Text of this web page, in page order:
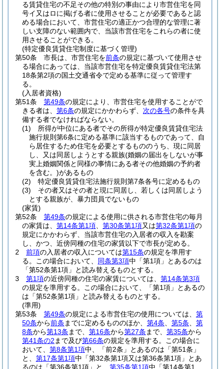
る賃貸住宅の不足その他の特別の事由により市営住宅を同
号イ又はロに掲げる者に使用させることが必要であると認
める場合において、市営住宅の適正かつ合理的な管理に著
しい支障のない範囲内で、当該市営住宅をこれらの者に使
用させることができる。
(特定優良賃貸住宅制度に基づく管理)
第50条
市長は、市営住宅を前条の規定に基づいて使用させ
る場合にあっては、当該市営住宅を特定優良賃貸住宅法第
18条第2項の国土交通省令で定める基準に従って管理す
る。
(入居者資格)
第51条
第49条の規定により、市営住宅を使用することがで
きる者は、 第6条の規定にかかわらず、 次の各号の条件を具
備する者でなければならない。
(1)
所得が中位にある者でその所得が特定優良賃貸住宅法
施行規則第6条に定める基準に該当するものであって、自
ら居住するため住宅を必要とするもののうち、現に同居
し、又は同居しようとする親族(婚姻の届出をしないが事
実上婚姻関係と同様の事情にある者その他婚姻の予約者
を含む。)があるもの
(2)
特定優良賃貸住宅法施行規則第7条各号に定めるもの
(3)
その者又はその者と現に同居し、若しくは同居しよう
とする親族が、暴力団員でないもの
(家賃)
第52条
第49条の規定による使用に供される市営住宅の毎月
の家賃は、 第14条第1項 第30条第1項又は第32条第1項の
規定にかかわらず、当該市営住宅の入居者の収入を勘案
し、かつ、近傍同種の住宅の家賃以下で市長が定める。
2
前項の入居者の収入については第15条の規定を準用す
る。
この場合において、 同条第3項中「第1項」とあるのは
「第52条第1項」と読み替えるものとする。
3
第1項の近傍同種の住宅の家賃については、 第14条第3項
の規定を準用する。
この場合において、「第1項」とあるの
は「第52条第1項」と読み替えるものとする。
(準用)
第53条
第49条の規定による市営住宅の使用については、 第
50条から前条 までに定めるもののほか、 第4条 第5条
第
8条から第13条 まで、 第16条から第27条 まで、 第35条から
第41条の2 まで及び第66条の規定を準用する。
この場合に
おいて、 第8条第1項中、「前2条」とあるのは「第51条」
と、 第17条第1項中「第32条第1項又は第36条第1項」とあ
るのは「第36条第1項」と、 第35条第1項中「第14条第1